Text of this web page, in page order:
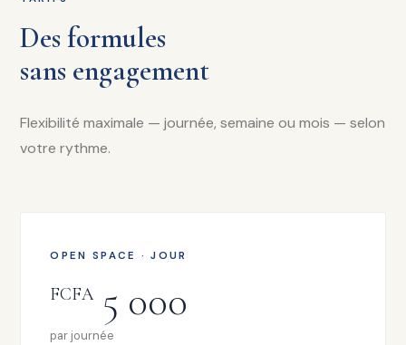
Des formules
sans engagement
Flexibilité maximale — journée, semaine ou mois — selon
votre rythme.
OPEN SPACE · JOUR
FCFA5 000
par journée